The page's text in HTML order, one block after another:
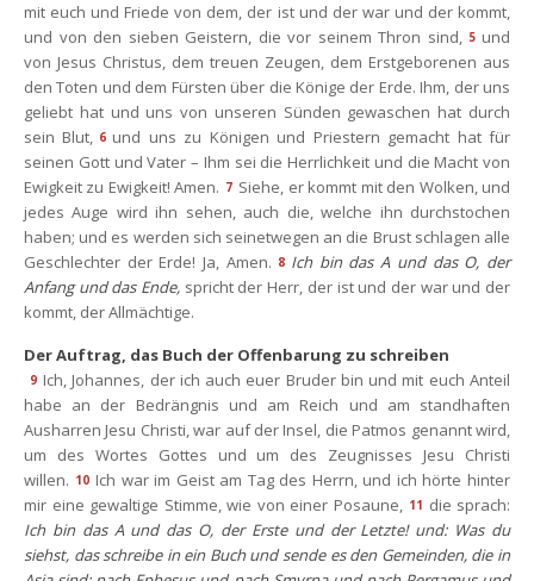
mit euch und Friede von dem, der ist und der war und der kommt,
und von den sieben Geistern, die vor seinem Thron sind, 5 und
von Jesus Christus, dem treuen Zeugen, dem Erstgeborenen aus
den Toten und dem Fürsten über die Könige der Erde. Ihm, der uns
geliebt hat und uns von unseren Sünden gewaschen hat durch
ein Blut, 6 und uns zu Königen und Priestern gemacht hat für
einen Gott und Vater – Ihm sei die Herrlichkeit und die Macht von
Ewigkeit zu Ewigkeit! Amen. 7 Siehe, er kommt mit den Wolken, und
jedes Auge wird ihn sehen, auch die, welche ihn durchstochen
haben; und es werden sich seinetwegen an die Brust schlagen alle
Geschlechter der Erde! Ja, Amen. 8 Ich bin das A und das O, der
Anfang und das Ende, spricht der Herr, der ist und der war und der
kommt, der Allmächtige.
Der Auftrag, das Buch der Offenbarung zu schreiben
9 Ich, Johannes, der ich auch euer Bruder bin und mit euch Anteil
habe an der Bedrängnis und am Reich und am standhaften
Ausharren Jesu Christi, war auf der Insel, die Patmos genannt wird,
um des Wortes Gottes und um des Zeugnisses Jesu Christi
willen. 10 Ich war im Geist am Tag des Herrn, und ich hörte hinter
mir eine gewaltige Stimme, wie von einer Posaune, 11 die sprach:
Ich bin das A und das O, der Erste und der Letzte! und: Was du
iehst, das schreibe in ein Buch und sende es den Gemeinden, die in